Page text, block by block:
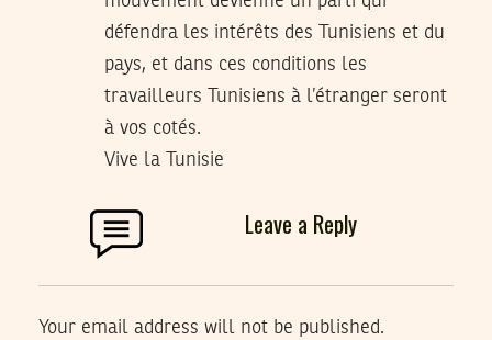
défendra les intérêts des Tunisiens et du
pays, et dans ces conditions les
travailleurs Tunisiens à l’étranger seront
à vos cotés.
Vive la Tunisie
Leave a Reply
Your email address will not be published.